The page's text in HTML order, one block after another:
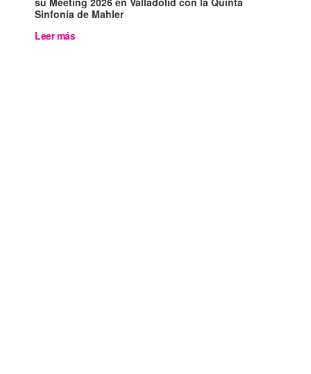
Sinfonía de Mahler
Leer más